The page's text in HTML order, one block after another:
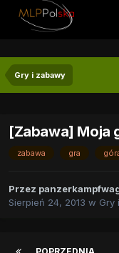
Gry i zabawy
[Zabawa] Moja
zabawa gra
Przez
Sierpień 24, 2013 w Gry